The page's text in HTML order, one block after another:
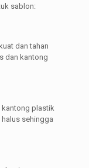
sablon:
dan tahan
dan kantong
kantong plastik
halus sehingga